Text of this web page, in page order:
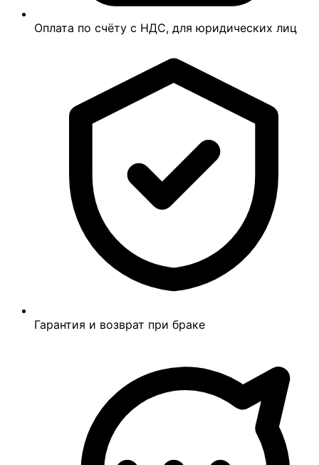
Оплата по счёту с НДС, для юридических лиц
Гарантия и возврат при браке